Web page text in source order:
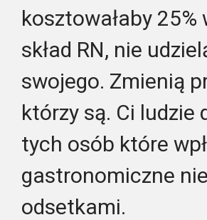
kosztowałaby
skład RN, nie
swojego. Zmienią
którzy są. Ci ludzie
tych osób które
gastronomiczne
odsetkami.